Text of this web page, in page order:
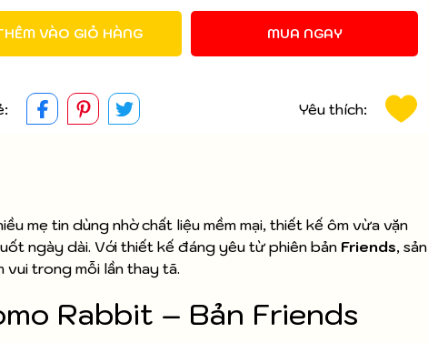
VÀO GIỎ HÀNG MUA NGAY
Yêu thích:
mẹ tin dùng nhờ chất liệu mềm mại, thiết kế ôm vừa vặn
ngày dài. Với thiết kế đáng yêu từ phiên bản Friends, sản
vui trong mỗi lần thay tã.
Rabbit – Bản Friends